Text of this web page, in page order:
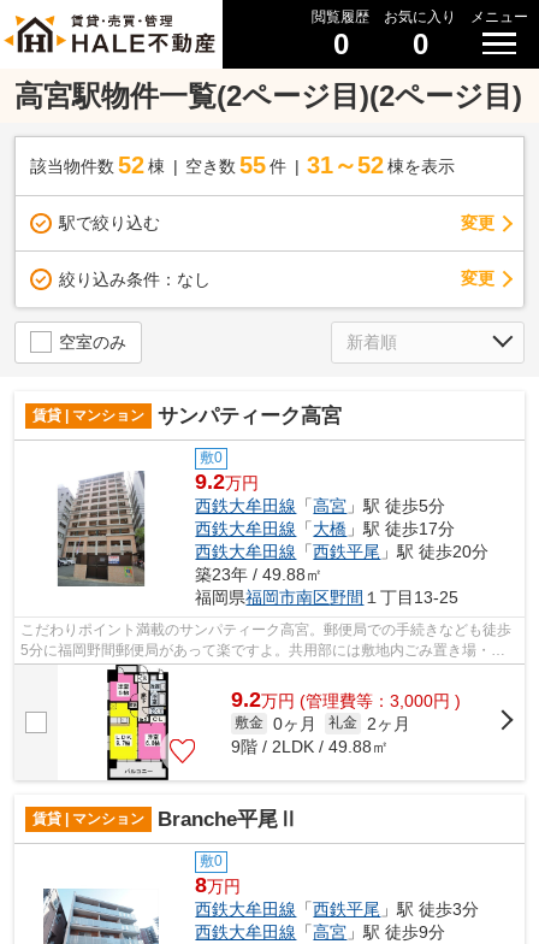
閲覧履歴
0
お気に入り
0
メニュー
高宮駅物件一覧(2ページ目)(2ページ目)
該当物件数 52棟 空き数 55 件 31～52 棟を表示
駅で絞り込む 変更
絞り込み条件： なし 変更
空室のみ
賃貸 | マンション サンパティーク高宮
敷0
9.2万円
西鉄大牟田線 「高宮 」駅 徒歩5分
西鉄大牟田線 「大橋 」駅 徒歩17分
西鉄大牟田線 「西鉄平尾 」駅 徒歩20分
築23年 / 49.88㎡
福岡県福岡市南区野間 １丁目13-25
こだわりポイント満載のサンパティーク高宮。郵便局での手続きなども徒歩
5分に福岡野間郵便局があって楽ですよ。共用部には敷地内ごみ置き場・エ
レベータなどが揃っております。是非ご...
9.2万円 (管理費等：3,000円 )
敷金 0ヶ月 礼金
2ヶ月
9階 / 2LDK / 49.88㎡
賃貸 | マンション Branche平尾Ⅱ
敷0
8万円
西鉄大牟田線 「西鉄平尾 」駅 徒歩3分
西鉄大牟田線 「高宮 」駅 徒歩9分